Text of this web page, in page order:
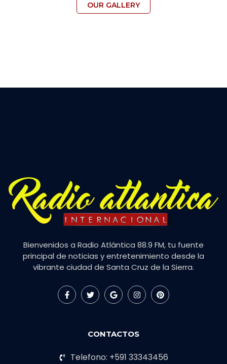
OUR GALLERY
Bienvenidos a Radio Atlántica 88.9 FM, tu fuente
principal de noticias y entretenimiento desde la
vibrante ciudad de Santa Cruz de la Sierra.
CONTACTOS
Telefono: +591 33343456